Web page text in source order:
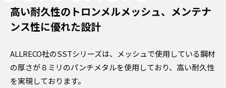
高い耐久性のトロンメルメッシュ、メンテナ
ンス性に優れた設計
ALLRECO社のSSTシリーズは、メッシュで使用している鋼材
の厚さが８ミリのパンチメタルを使用しており、高い耐久性
を実現しております。